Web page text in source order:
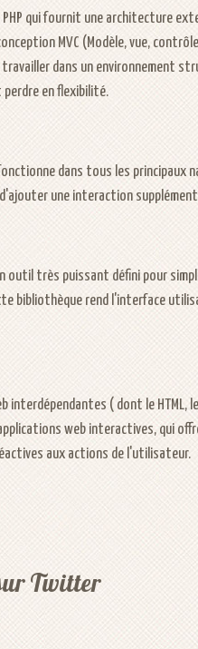
qui fournit une architecture
MVC (Modèle, vue,
travailler dans un environnement
perdre en flexibilité.
dans tous les principaux
une interaction
très puissant défini pour
bibliothèque rend l'interface
( dont le HTML,
web interactives, qui
aux actions de l'utilisateur.
Twitter